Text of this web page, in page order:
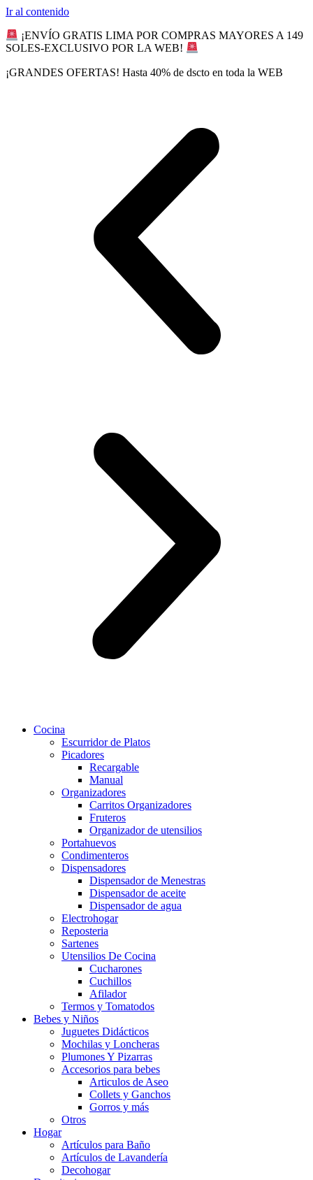
Ir al contenido
¡ENVÍO GRATIS LIMA POR COMPRAS MAYORES A 149
SOLES-EXCLUSIVO POR LA WEB!
¡GRANDES OFERTAS! Hasta 40% de dscto en toda la WEB
Cocina
Escurridor de Platos
Picadores
Recargable
Manual
Organizadores
Carritos Organizadores
Fruteros
Organizador de utensilios
Portahuevos
Condimenteros
Dispensadores
Dispensador de Menestras
Dispensador de aceite
Dispensador de agua
Electrohogar
Reposteria
Sartenes
Utensilios De Cocina
Cucharones
Cuchillos
Afilador
Termos y Tomatodos
Bebes y Niños
Juguetes Didácticos
Mochilas y Loncheras
Plumones Y Pizarras
Accesorios para bebes
Articulos de Aseo
Collets y Ganchos
Gorros y más
Otros
Hogar
Artículos para Baño
Artículos de Lavandería
Decohogar